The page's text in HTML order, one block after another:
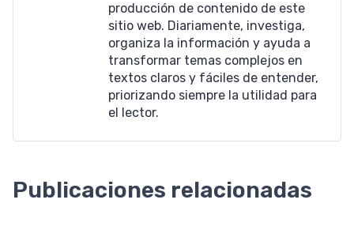
producción de contenido de este
sitio web. Diariamente, investiga,
organiza la información y ayuda a
transformar temas complejos en
textos claros y fáciles de entender,
priorizando siempre la utilidad para
el lector.
Publicaciones relacionadas